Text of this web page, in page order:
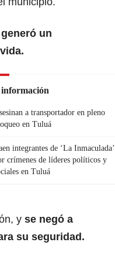
generó un
a transportador en pleno
en Tuluá
integrantes de ‘La Inmaculada’
crímenes de líderes políticos y
en Tuluá
y se negó a
su seguridad.